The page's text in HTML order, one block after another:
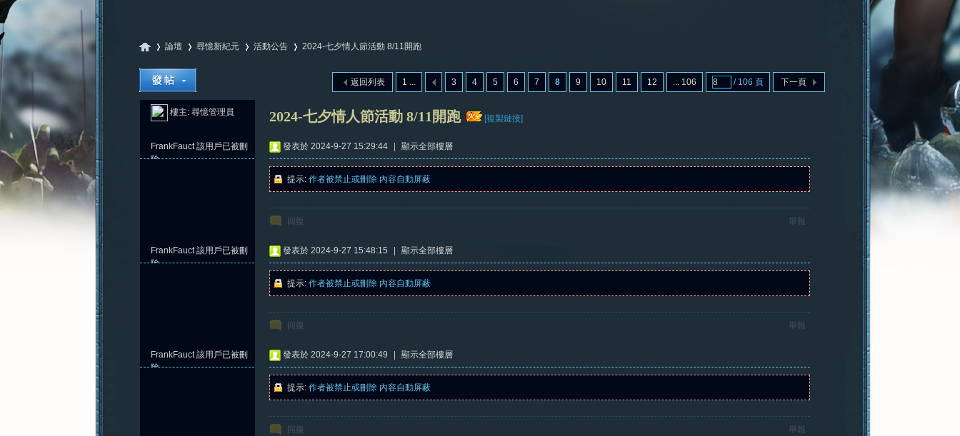
»
論壇
›
尋憶新紀元 活動公告 2024-七夕情人節活動 8/11開跑
1 ... 3 4 5 6 7 8 9 10 11 12 ... 106 / 106 頁 下一頁
返回列表
樓主: 尋憶管理員 2024-七夕情人節活動 8/11開跑 [複製鏈接]
FrankFauct該用戶已被刪
除
發表於 2024-9-27 15:29:44 顯示全部樓層
提示: 作者被禁止或刪除 內容自動屏蔽
回復 舉報
FrankFauct該用戶已被刪
除
發表於 2024-9-27 15:48:15 顯示全部樓層
提示: 作者被禁止或刪除 內容自動屏蔽
回復 舉報
FrankFauct該用戶已被刪
除
發表於 2024-9-27 17:00:49 顯示全部樓層
提示: 作者被禁止或刪除 內容自動屏蔽
回復 舉報